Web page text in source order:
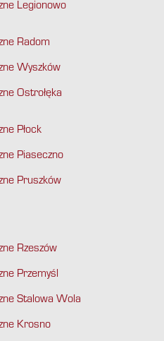
Legionowo
Radom
Wyszków
Ostrołęka
Płock
Piaseczno
Pruszków
Rzeszów
Przemyśl
Stalowa Wola
Krosno